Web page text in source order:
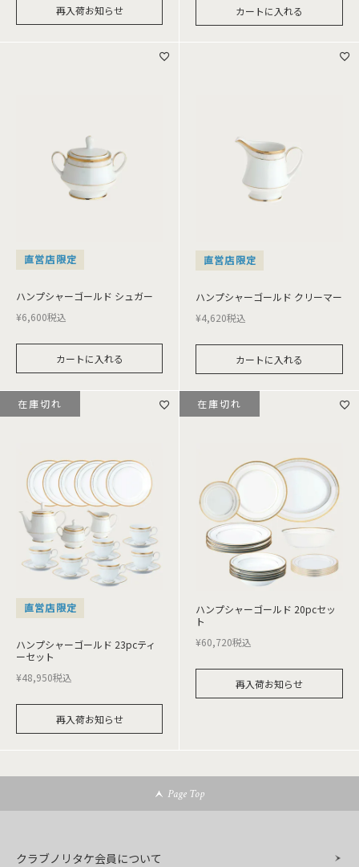
再入荷お知らせ カートに入れる
直営店限定
ハンプシャーゴールド シュガー
¥6,600税込
カートに入れる
直営店限定
ハンプシャーゴールド クリーマー
¥4,620税込
カートに入れる
直営店限定
ハンプシャーゴールド 23pcティ
ーセット
¥48,950税込
再入荷お知らせ
在庫切れ
ハンプシャーゴールド 20pcセッ
ト
¥60,720税込
再入荷お知らせ
在庫切れ
Page Top
クラブノリタケ会員について